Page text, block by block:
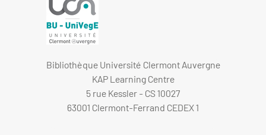
Bibliothèque Université Clermont Auvergne
KAP Learning Centre
5 rue Kessler - CS 10027
63001 Clermont-Ferrand CEDEX 1